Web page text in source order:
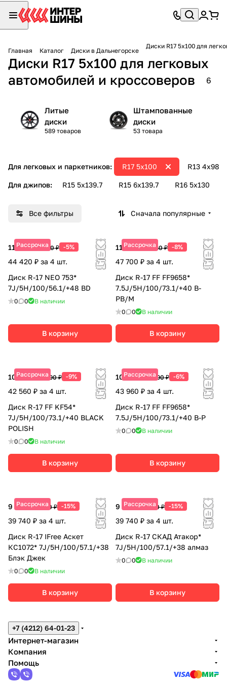
Главная Каталог Диски в Дальнегорске
Диски R17
Диски R17 5х100 для легковых
автомобилей и кроссоверов
6
Литые
диски
589 товаров
Штампованные
диски
53 товара
Для легковых и паркетников: R13 4х98
R17 5х100
Для джипов: R15 5х139.7 R15 6х139.7 R16 5х130
Все фильтры Сначала популярные
Рассрочка
11 105 ₽11 690 ₽ -5%
44 420 ₽ за 4 шт.
Диск R-17 NEO 753*
7J/5H/100/56.1/+48 BD
0 0 В наличии
В корзину
Рассрочка
11 925 ₽12 960 ₽ -8%
47 700 ₽ за 4 шт.
Диск R-17 FF FF9658*
7.5J/5H/100/73.1/+40 B-
PB/M
0 0 В наличии
В корзину
Рассрочка
10 640 ₽11 690 ₽ -9%
42 560 ₽ за 4 шт.
Диск R-17 FF KF54*
7J/5H/100/73.1/+40 BLACK
POLISH
0 0 В наличии
В корзину
Рассрочка
10 990 ₽11 690 ₽ -6%
43 960 ₽ за 4 шт.
Диск R-17 FF FF9658*
7.5J/5H/100/73.1/+40 B-P
0 0 В наличии
В корзину
Рассрочка
9 935 ₽11 690 ₽ -15%
39 740 ₽ за 4 шт.
Диск R-17 IFree Аскет
КС1072* 7J/5H/100/57.1/+38
Блэк Джек
0 0 В наличии
В корзину
Рассрочка
9 935 ₽11 690 ₽ -15%
39 740 ₽ за 4 шт.
Диск R-17 СКАД Атакор*
7J/5H/100/57.1/+38 алмаз
0 0 В наличии
В корзину
+7 (4212) 64-01-23
Интернет-магазин
Компания
Помощь